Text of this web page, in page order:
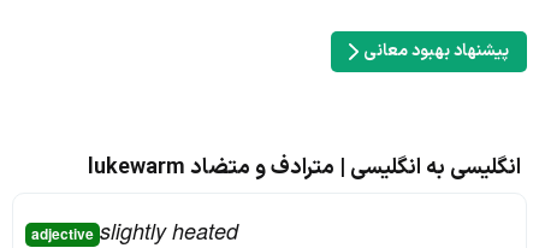
پیشنهاد بهبود معانی
انگلیسی به انگلیسی | مترادف و متضاد lukewarm
adjective slightly heated